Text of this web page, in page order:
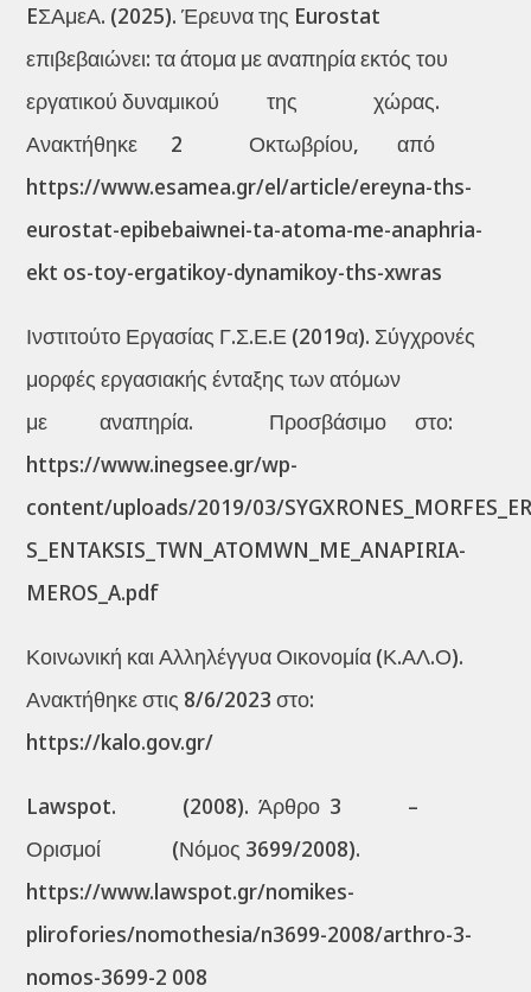
EΣΑμεΑ. (2025). Έρευνα της Eurostat
επιβεβαιώνει: τα άτομα με αναπηρία εκτός του
εργατικού δυναμικού της χώρας.
Ανακτήθηκε 2 Οκτωβρίου, από
https://www.esamea.gr/el/article/ereyna-ths-
eurostat-epibebaiwnei-ta-atoma-me-anaphria-
ekt os-toy-ergatikoy-dynamikoy-ths-xwras
Ινστιτούτο Εργασίας Γ.Σ.Ε.Ε (2019α). Σύγχρονές
μορφές εργασιακής ένταξης των ατόμων
με αναπηρία. Προσβάσιμο στο:
https://www.inegsee.gr/wp-
content/uploads/2019/03/
S_ENTAKSIS_TWN_ATOMWN_ME_ANAPIRIA-
MEROS_A.pdf
Κοινωνική και Αλληλέγγυα Οικονομία (Κ.ΑΛ.Ο).
Ανακτήθηκε στις 8/6/2023 στο:
https://kalo.gov.gr/
Lawspot. (2008). Άρθρο 3 –
Ορισμοί (Νόμος 3699/2008).
https://www.lawspot.gr/nomikes-
plirofories/nomothesia/n3699-2008/arthro-3-
nomos-3699-2 008